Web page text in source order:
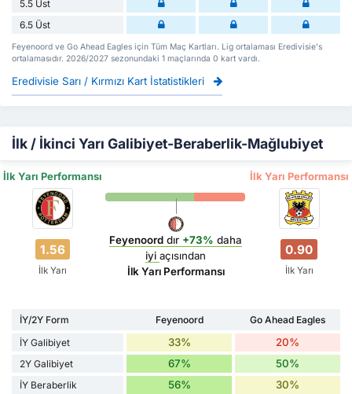
5.5 Üst
6.5 Üst
Feyenoord ve Go Ahead Eagles için Tüm Maç Kartları. Lig ortalaması Eredivisie's
ortalamasıdır. 2026/2027 sezonundaki 1 maçlarında 0 kart vardı.
Eredivisie Sarı / Kırmızı Kart İstatistikleri
İlk / İkinci Yarı Galibiyet-Beraberlik-Mağlubiyet
İlk Yarı Performansı İlk Yarı Performansı
1.56
İlk Yarı
Feyenoord dır +73% daha
iyiaçısından
İlk Yarı Performansı
0.90
İlk Yarı
İY/2Y Form Feyenoord
Go Ahead Eagles
İY Galibiyet
33% 20%
2Y Galibiyet 67% 50%
İY Beraberlik 56% 30%